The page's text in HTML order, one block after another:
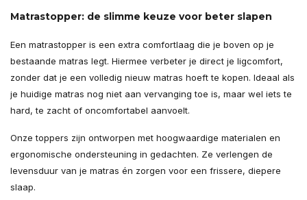
Matrastopper: de slimme keuze voor beter slapen
Een matrastopper is een extra comfortlaag die je boven op je
bestaande matras legt. Hiermee verbeter je direct je ligcomfort,
zonder dat je een volledig nieuw matras hoeft te kopen. Ideaal als
je huidige matras nog niet aan vervanging toe is, maar wel iets te
hard, te zacht of oncomfortabel aanvoelt.
Onze toppers zijn ontworpen met hoogwaardige materialen en
ergonomische ondersteuning in gedachten. Ze verlengen de
levensduur van je matras én zorgen voor een frissere, diepere
slaap.